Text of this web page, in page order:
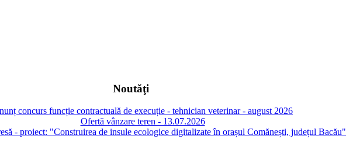
Noutăţi
concurs funcție contractuală de execuție - tehnician veterinar - august 2026
Ofertă vânzare teren - 13.07.2026
- proiect: "Construirea de insule ecologice digitalizate în orașul Comănești, județul Bacău"